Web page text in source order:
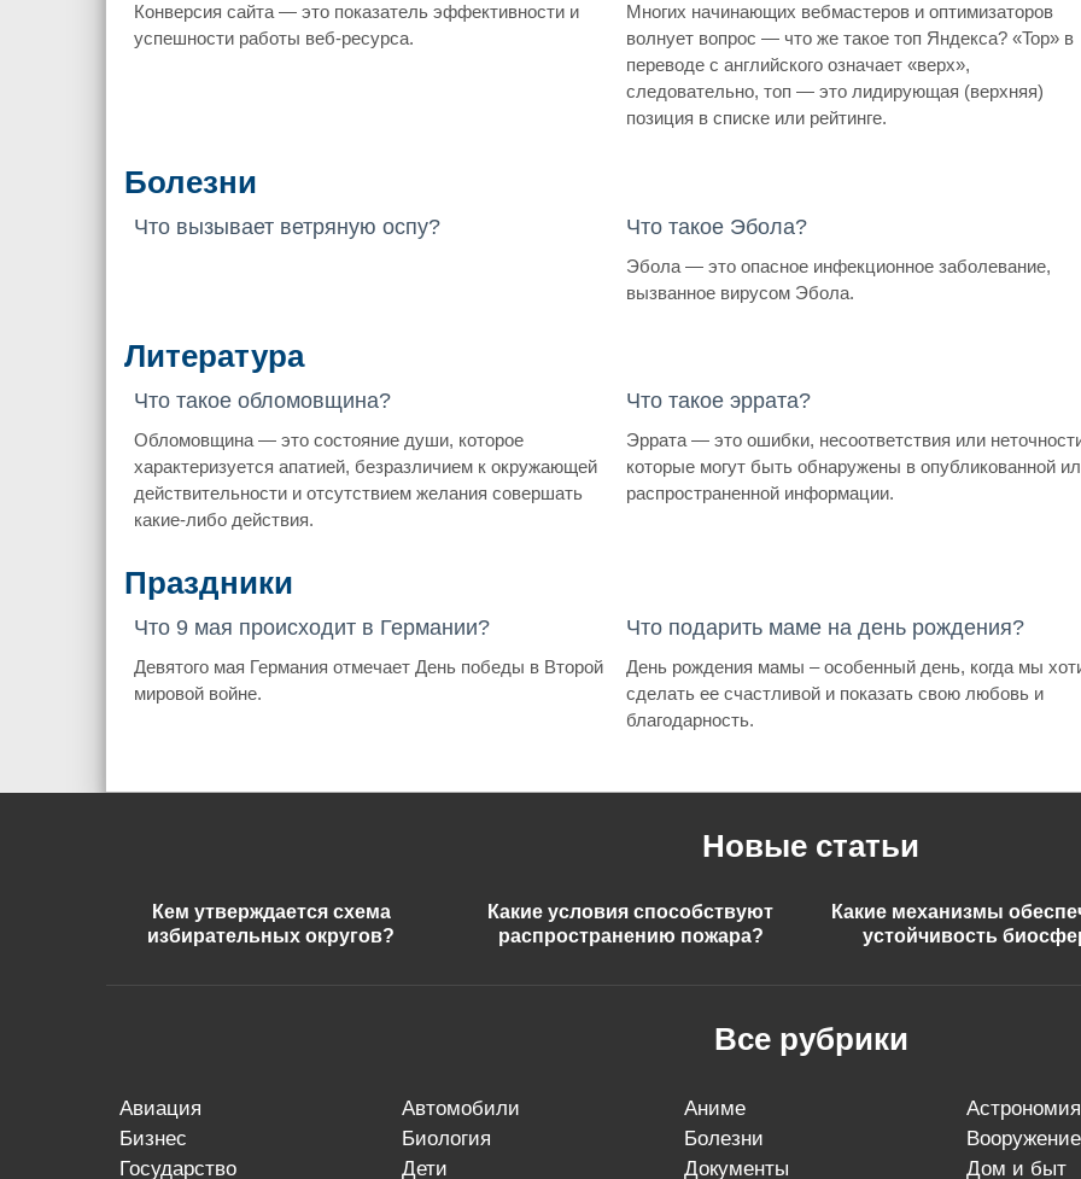
Конверсия сайта — это показатель эффективности и
успешности работы веб-ресурса.
Многих начинающих вебмастеров и оптимизаторов
волнует вопрос — что же такое топ Яндекса? «Top» в
переводе с английского означает «верх»,
следовательно, топ — это лидирующая (верхняя)
позиция в списке или рейтинге.
Болезни
Что вызывает ветряную оспу? Что такое Эбола?
Эбола — это опасное инфекционное заболевание,
вызванное вирусом Эбола.
Литература
Что такое обломовщина?
Обломовщина — это состояние души, которое
характеризуется апатией, безразличием к окружающей
действительности и отсутствием желания совершать
какие-либо действия.
Что такое эррата?
Эррата — это ошибки, несоответствия или
которые могут быть обнаружены в опубликованной
распространенной информации.
Праздники
Что 9 мая происходит в Германии?
Девятого мая Германия отмечает День победы в Второй
мировой войне.
Что подарить маме на день рождения?
День рождения мамы – особенный день, когда мы
сделать ее счастливой и показать свою любовь и
благодарность.
Новые статьи
Кем утверждается схема
избирательных округов?
Какие условия способствуют
распространению пожара?
Какие механизмы
устойчивость
Все рубрики
авиация автомобили аниме
астрономия
бизнес
биология болезни
вооружение
государство
дети документы дом и быт